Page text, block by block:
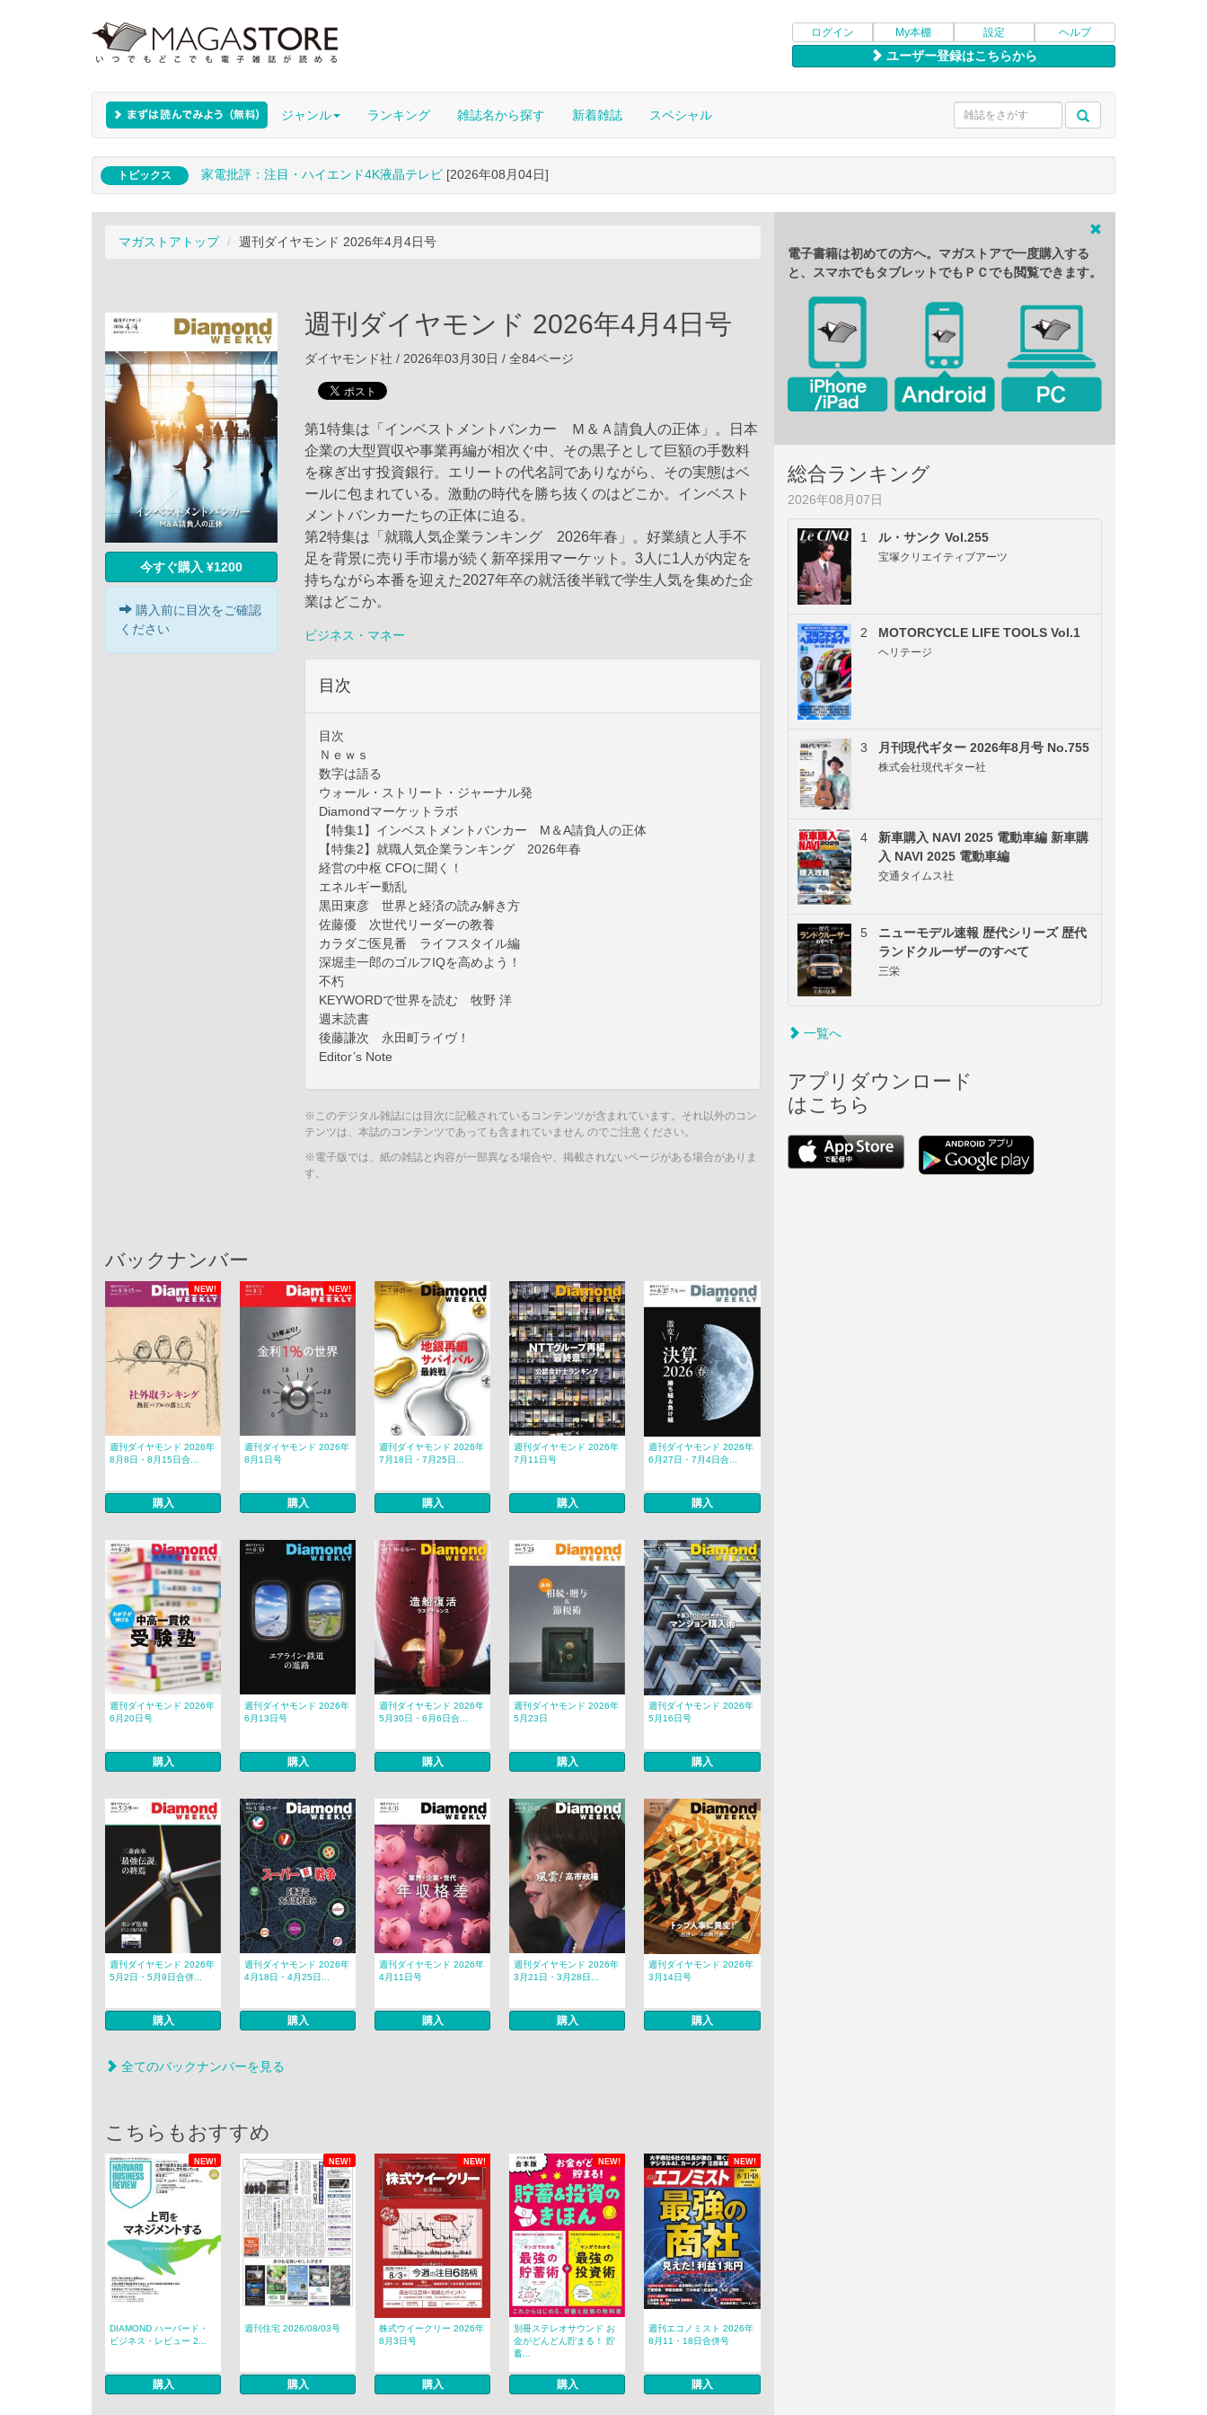
ログイン My本棚 設定 ヘルプ
ユーザー登録はこちらから
ジャンル ランキング 雑誌名から探す 新着雑誌 スペシャル
トピックス 家電批評：注目・ハイエンド4K液晶テレビ [2026年08月04日]
マガストアトップ 週刊ダイヤモンド 2026年4月4日号
今すぐ購入 ¥1200
購入前に目次をご確認
ください
週刊ダイヤモンド 2026年4月4日号
ダイヤモンド社 / 2026年03月30日 / 全84ページ
第1特集は「インベストメントバンカー Ｍ＆Ａ請負人の正体」。日本
企業の大型買収や事業再編が相次ぐ中、その黒子として巨額の手数料
を稼ぎ出す投資銀行。エリートの代名詞でありながら、その実態はベ
ールに包まれている。激動の時代を勝ち抜くのはどこか。インベスト
メントバンカーたちの正体に迫る。
第2特集は「就職人気企業ランキング 2026年春」。好業績と人手不
足を背景に売り手市場が続く新卒採用マーケット。3人に1人が内定を
持ちながら本番を迎えた2027年卒の就活後半戦で学生人気を集めた企
業はどこか。
ビジネス・マネー
目次
目次
Ｎｅｗｓ
数字は語る
ウォール・ストリート・ジャーナル発
Diamondマーケットラボ
【特集1】インベストメントバンカー M＆A請負人の正体
【特集2】就職人気企業ランキング 2026年春
経営の中枢 CFOに聞く！
エネルギー動乱
黒田東彦 世界と経済の読み解き方
佐藤優 次世代リーダーの教養
カラダご医見番 ライフスタイル編
深堀圭一郎のゴルフIQを高めよう！
不朽
KEYWORDで世界を読む 牧野 洋
週末読書
後藤謙次 永田町ライヴ！
Editor’s Note
※このデジタル雑誌には目次に記載されているコンテンツが含まれています。それ以外のコン
テンツは、本誌のコンテンツであっても含まれていません のでご注意ください。
※電子版では、紙の雑誌と内容が一部異なる場合や、掲載されないページがある場合がありま
す。
バックナンバー
NEW! NEW!
週刊ダイヤモンド 2026年
8月8日・8月15日合...
購入
週刊ダイヤモンド 2026年
8月1日号
購入
週刊ダイヤモンド 2026年
7月18日・7月25日...
購入
週刊ダイヤモンド 2026年
7月11日号
購入
週刊ダイヤモンド 2026年
6月27日・7月4日合...
購入
週刊ダイヤモンド 2026年
6月20日号
購入
週刊ダイヤモンド 2026年
6月13日号
購入
週刊ダイヤモンド 2026年
5月30日・6月6日合...
購入
週刊ダイヤモンド 2026年
5月23日
購入
週刊ダイヤモンド 2026年
5月16日号
購入
週刊ダイヤモンド 2026年
5月2日・5月9日合併...
購入
週刊ダイヤモンド 2026年
4月18日・4月25日...
購入
週刊ダイヤモンド 2026年
4月11日号
購入
週刊ダイヤモンド 2026年
3月21日・3月28日...
購入
週刊ダイヤモンド 2026年
3月14日号
購入
全てのバックナンバーを見る
こちらもおすすめ
NEW! NEW! NEW! NEW! NEW!
DIAMOND ハーバード・
ビジネス・レビュー 2...
購入
週刊住宅 2026/08/03号
購入
株式ウイークリー 2026年
8月3日号
購入
別冊ステレオサウンド お
金がどんどん貯まる！ 貯
蓄...
購入
週刊エコノミスト 2026年
8月11・18日合併号
購入
電子書籍は初めての方へ。マガストアで一度購入する
と、スマホでもタブレットでもＰＣでも閲覧できます。
総合ランキング
2026年08月07日
1 ル・サンク Vol.255
宝塚クリエイティブアーツ
2 MOTORCYCLE LIFE TOOLS Vol.1
ヘリテージ
3 月刊現代ギター 2026年8月号 No.755
株式会社現代ギター社
4
新車購入 NAVI 2025 電動車編 新車購
入 NAVI 2025 電動車編
交通タイムス社
5
ニューモデル速報 歴代シリーズ 歴代
ランドクルーザーのすべて
三栄
一覧へ
アプリダウンロード
はこちら